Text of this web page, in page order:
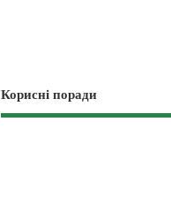
Корисні поради